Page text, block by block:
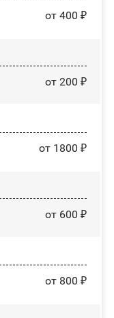
от 400 ₽
от 200 ₽
от 1800 ₽
от 600 ₽
от 800 ₽